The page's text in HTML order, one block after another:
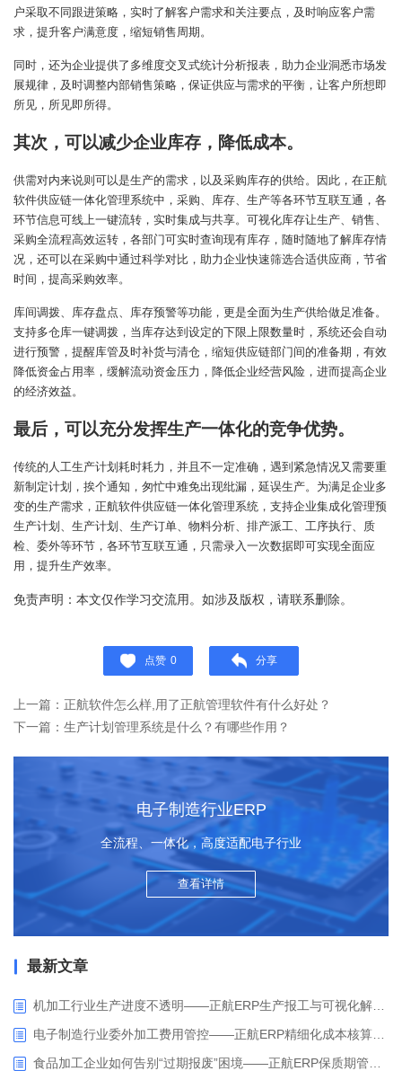
户采取不同跟进策略，实时了解客户需求和关注要点，及时响应客户需
求，提升客户满意度，缩短销售周期。
同时，还为企业提供了多维度交叉式统计分析报表，助力企业洞悉市场发
展规律，及时调整内部销售策略，保证供应与需求的平衡，让客户所想即
所见，所见即所得。
其次，可以减少企业库存，降低成本。
供需对内来说则可以是生产的需求，以及采购库存的供给。因此，在正航
软件供应链一体化管理系统中，采购、库存、生产等各环节互联互通，各
环节信息可线上一键流转，实时集成与共享。可视化库存让生产、销售、
采购全流程高效运转，各部门可实时查询现有库存，随时随地了解库存情
况，还可以在采购中通过科学对比，助力企业快速筛选合适供应商，节省
时间，提高采购效率。
库间调拨、库存盘点、库存预警等功能，更是全面为生产供给做足准备。
支持多仓库一键调拨，当库存达到设定的下限上限数量时，系统还会自动
进行预警，提醒库管及时补货与清仓，缩短供应链部门间的准备期，有效
降低资金占用率，缓解流动资金压力，降低企业经营风险，进而提高企业
的经济效益。
最后，可以充分发挥生产一体化的竞争优势。
传统的人工生产计划耗时耗力，并且不一定准确，遇到紧急情况又需要重
新制定计划，挨个通知，匆忙中难免出现纰漏，延误生产。为满足企业多
变的生产需求，正航软件供应链一体化管理系统，支持企业集成化管理预
生产计划、生产计划、生产订单、物料分析、排产派工、工序执行、质
检、委外等环节，各环节互联互通，只需录入一次数据即可实现全面应
用，提升生产效率。
免责声明：本文仅作学习交流用。如涉及版权，请联系删除。
点赞 0 分享
上一篇：正航软件怎么样,用了正航管理软件有什么好处？
下一篇：生产计划管理系统是什么？有哪些作用？
电子制造行业ERP
全流程、一体化，高度适配电子行业
查看详情
最新文章